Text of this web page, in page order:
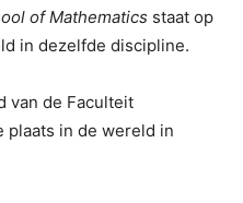
of Mathematics staat op
in dezelfde discipline.
van de Faculteit
plaats in de wereld in